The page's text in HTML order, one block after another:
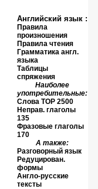
Английский язык :
Правила
произношения
Правила чтения
Грамматика англ.
языка
Таблицы
спряжения
Наиболее
употребительные:
Слова TOP 2500
Неправ. глаголы
135
Фразовые глаголы
170
А также:
Разговорный язык
Редуцирован.
формы
Англо-русские
тексты